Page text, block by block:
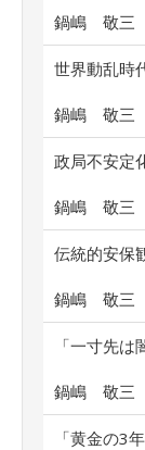
鍋嶋 敬三
世界動乱時
鍋嶋 敬三
政局不安定
鍋嶋 敬三
伝統的安保
鍋嶋 敬三
「一寸先
鍋嶋 敬三
「黄金の3